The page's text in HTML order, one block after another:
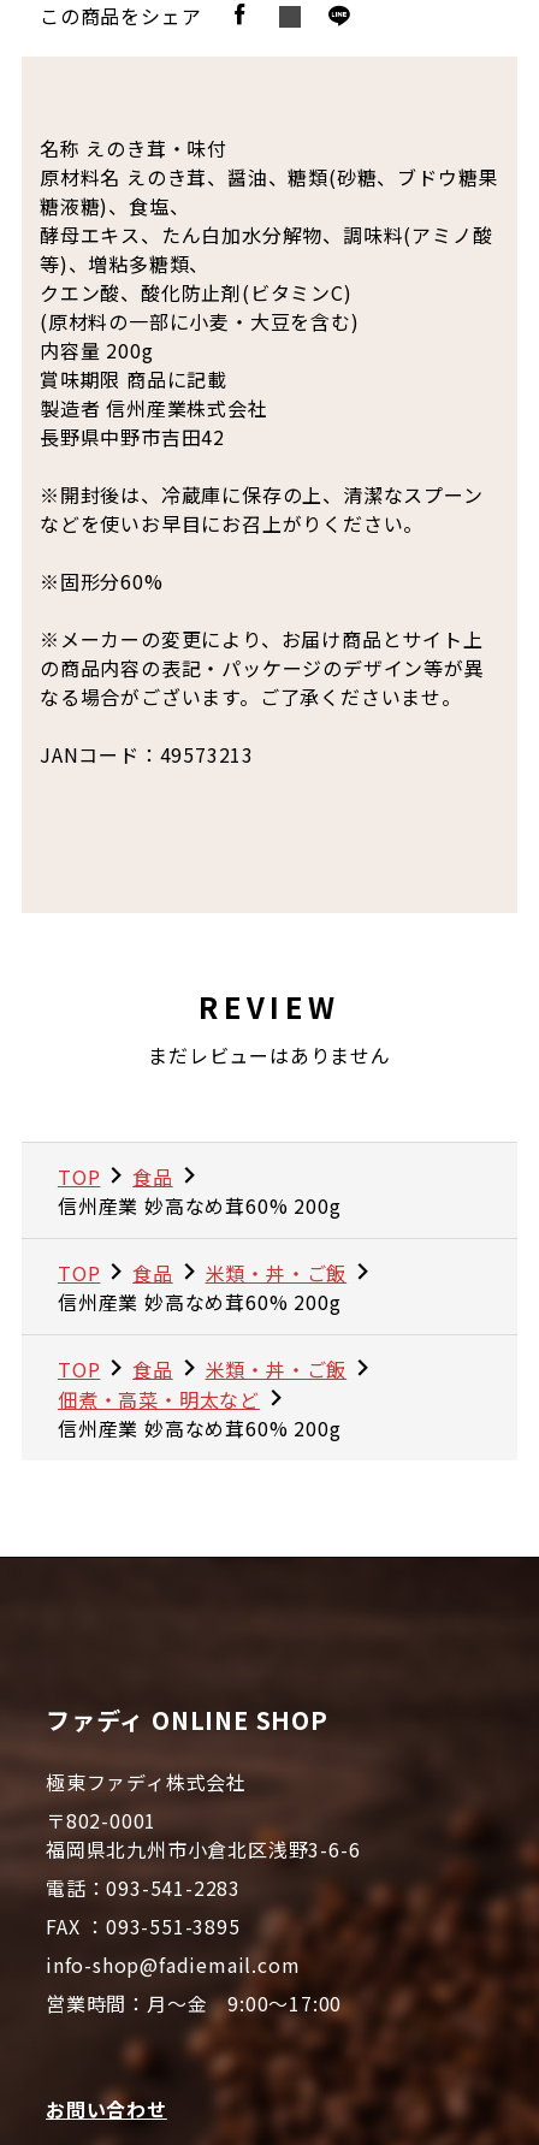
この商品をシェア
名称 えのき茸・味付
原材料名 えのき茸、醤油、糖類(砂糖、ブドウ糖果
糖液糖)、食塩、
酵母エキス、たん白加水分解物、調味料(アミノ酸
等)、増粘多糖類、
クエン酸、酸化防止剤(ビタミンC)
(原材料の一部に小麦・大豆を含む)
内容量 200g
賞味期限 商品に記載
製造者 信州産業株式会社
長野県中野市吉田42
※開封後は、冷蔵庫に保存の上、清潔なスプーン
などを使いお早目にお召上がりください。
※固形分60%
※メーカーの変更により、お届け商品とサイト上
の商品内容の表記・パッケージのデザイン等が異
なる場合がございます。ご了承くださいませ。
JANコード：49573213
REVIEW
まだレビューはありません
TOP
食品
信州産業 妙高なめ茸60% 200g
TOP 食品
米類・丼・ご飯
信州産業 妙高なめ茸60% 200g
TOP 食品
米類・丼・ご飯
佃煮・高菜・明太など
信州産業 妙高なめ茸60% 200g
ファディ ONLINE SHOP
極東ファディ株式会社
〒802-0001
福岡県北九州市小倉北区浅野3-6-6
電話：093-541-2283
FAX ：093-551-3895
info-shop@fadiemail.com
営業時間：月～金 9:00～17:00
お問い合わせ